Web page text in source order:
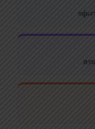
กลุ่มง
สา